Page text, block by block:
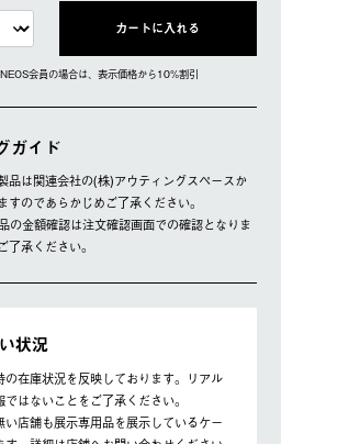
カートに入れる
会員の場合は、表⽰価格から10%割引
ガイド
品は関連会社の(株)アウティングスペースか
すのであらかじめご了承ください。
⾦額確認は注⽂確認画⾯での確認となりま
了承ください。
状況
の在庫状況を反映しております。リアル
ではないことをご了承ください。
い店舗も展示専用品を展示しているケー